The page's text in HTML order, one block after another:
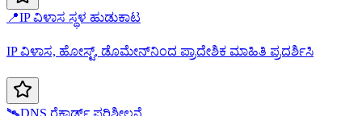
📍IP ವಿಳಾಸ ಸ್ಥಳ ಹುಡುಕಾಟ
IP ವಿಳಾಸ, ಹೋಸ್ಟ್, ಡೊಮೇನ್‌ನಿಂದ ಪ್ರಾದೇಶಿಕ ಮಾಹಿತಿ ಪ್ರದರ್ಶಿಸಿ
🛰️DNS ರೆಕಾರ್ಡ್ ಪರಿಶೀಲನೆ